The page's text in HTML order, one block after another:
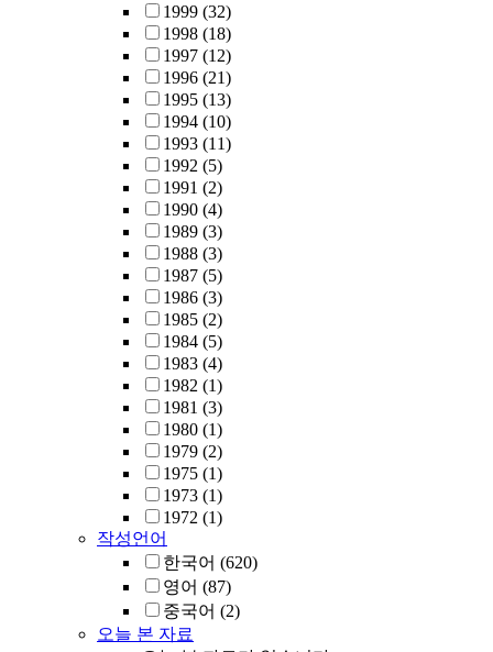
1999 (32)
1998 (18)
1997 (12)
1996 (21)
1995 (13)
1994 (10)
1993 (11)
1992 (5)
1991 (2)
1990 (4)
1989 (3)
1988 (3)
1987 (5)
1986 (3)
1985 (2)
1984 (5)
1983 (4)
1982 (1)
1981 (3)
1980 (1)
1979 (2)
1975 (1)
1973 (1)
1972 (1)
작성언어
한국어 (620)
영어 (87)
중국어 (2)
오늘 본 자료